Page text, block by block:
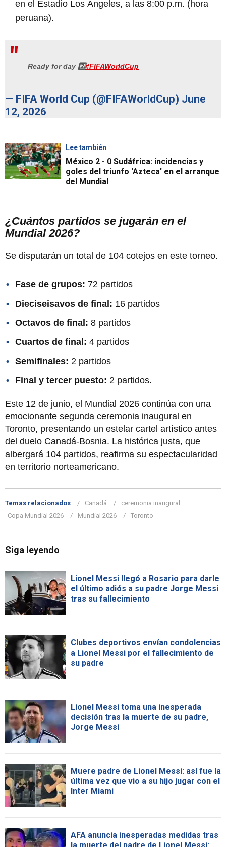
en el Estadio Los Ángeles, a las 8:00 p.m. (hora
peruana).
Ready for day 2️⃣#FIFAWorldCup
— FIFA World Cup (@FIFAWorldCup) June
12, 2026
Lee también
México 2 - 0 Sudáfrica: incidencias y
goles del triunfo 'Azteca' en el arranque
del Mundial
¿Cuántos partidos se jugarán en el
Mundial 2026?
Se disputarán un total de 104 cotejos en este torneo.
Fase de grupos: 72 partidos
Dieciseisavos de final: 16 partidos
Octavos de final: 8 partidos
Cuartos de final: 4 partidos
Semifinales: 2 partidos
Final y tercer puesto: 2 partidos.
Este 12 de junio, el Mundial 2026 continúa con una
emocionante segunda ceremonia inaugural en
Toronto, presentando un estelar cartel artístico antes
del duelo Canadá-Bosnia. La histórica justa, que
albergará 104 partidos, reafirma su espectacularidad
en territorio norteamericano.
Temas relacionados Canadá
ceremonia inaugural
Copa Mundial 2026
Mundial 2026 Toronto
Siga leyendo
Lionel Messi llegó a Rosario para darle
el último adiós a su padre Jorge Messi
tras su fallecimiento
Clubes deportivos envían condolencias
a Lionel Messi por el fallecimiento de
su padre
Lionel Messi toma una inesperada
decisión tras la muerte de su padre,
Jorge Messi
Muere padre de Lionel Messi: así fue la
última vez que vio a su hijo jugar con el
Inter Miami
AFA anuncia inesperadas medidas tras